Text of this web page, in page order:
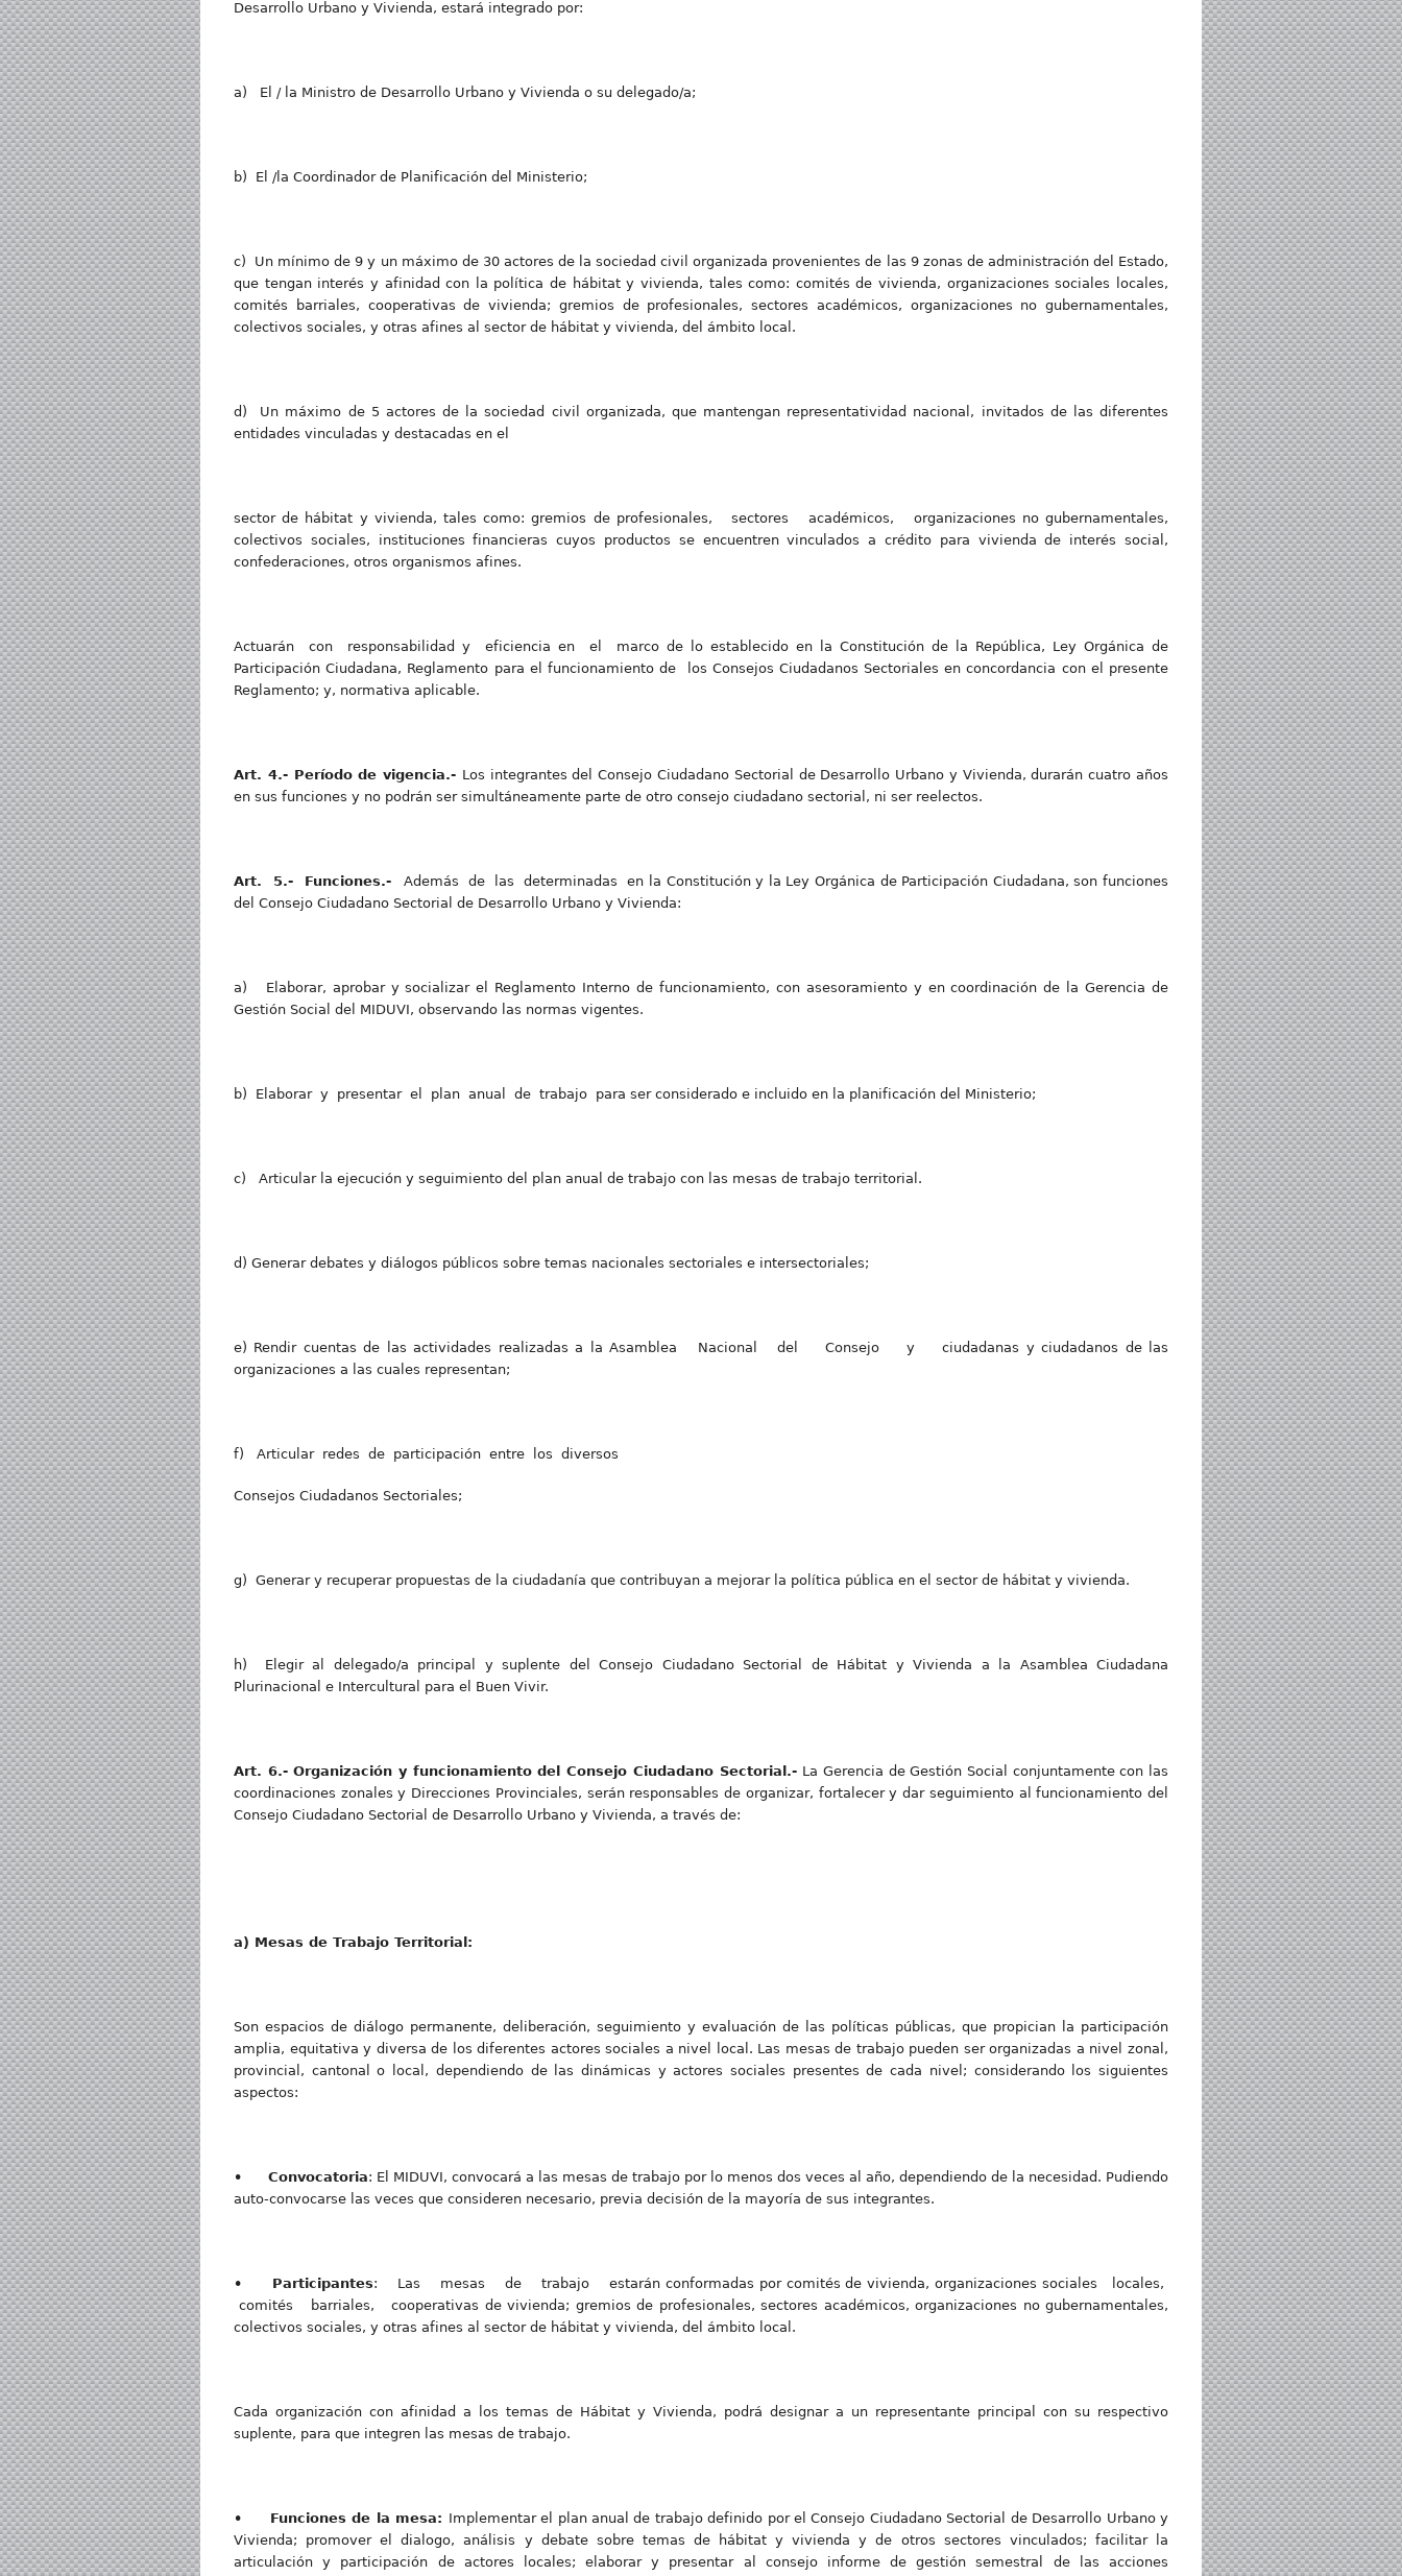
Desarrollo Urbano y Vivienda, estará integrado por:
a) El / la Ministro de Desarrollo Urbano y Vivienda o su delegado/a;
b) El /la Coordinador de Planificación del Ministerio;
c) Un mínimo de 9 y un máximo de 30 actores de la sociedad civil organizada provenientes de las 9 zonas de administración del Estado,
que tengan interés y afinidad con la política de hábitat y vivienda, tales como: comités de vivienda, organizaciones sociales locales,
comités barriales, cooperativas de vivienda; gremios de profesionales, sectores académicos, organizaciones no gubernamentales,
colectivos sociales, y otras afines al sector de hábitat y vivienda, del ámbito local.
d) Un máximo de 5 actores de la sociedad civil organizada, que mantengan representatividad nacional, invitados de las diferentes
entidades vinculadas y destacadas en el
sector de hábitat y vivienda, tales como: gremios de profesionales, sectores académicos, organizaciones no gubernamentales,
colectivos sociales, instituciones financieras cuyos productos se encuentren vinculados a crédito para vivienda de interés social,
confederaciones, otros organismos afines.
Actuarán con responsabilidad y eficiencia en el marco de lo establecido en la Constitución de la República, Ley Orgánica de
Participación Ciudadana, Reglamento para el funcionamiento de los Consejos Ciudadanos Sectoriales en concordancia con el presente
Reglamento; y, normativa aplicable.
Art. 4.- Período de vigencia.- Los integrantes del Consejo Ciudadano Sectorial de Desarrollo Urbano y Vivienda, durarán cuatro años
en sus funciones y no podrán ser simultáneamente parte de otro consejo ciudadano sectorial, ni ser reelectos.
Art. 5.- Funciones.- Además de las determinadas en la Constitución y la Ley Orgánica de Participación Ciudadana, son funciones
del Consejo Ciudadano Sectorial de Desarrollo Urbano y Vivienda:
a) Elaborar, aprobar y socializar el Reglamento Interno de funcionamiento, con asesoramiento y en coordinación de la Gerencia de
Gestión Social del MIDUVI, observando las normas vigentes.
b) Elaborar y presentar el plan anual de trabajo para ser considerado e incluido en la planificación del Ministerio;
c) Articular la ejecución y seguimiento del plan anual de trabajo con las mesas de trabajo territorial.
d) Generar debates y diálogos públicos sobre temas nacionales sectoriales e intersectoriales;
e) Rendir cuentas de las actividades realizadas a la Asamblea Nacional del Consejo y ciudadanas y ciudadanos de las
organizaciones a las cuales representan;
f) Articular redes de participación entre los diversos
Consejos Ciudadanos Sectoriales;
g) Generar y recuperar propuestas de la ciudadanía que contribuyan a mejorar la política pública en el sector de hábitat y vivienda.
h) Elegir al delegado/a principal y suplente del Consejo Ciudadano Sectorial de Hábitat y Vivienda a la Asamblea Ciudadana
Plurinacional e Intercultural para el Buen Vivir.
Art. 6.- Organización y funcionamiento del Consejo Ciudadano Sectorial.- La Gerencia de Gestión Social conjuntamente con las
coordinaciones zonales y Direcciones Provinciales, serán responsables de organizar, fortalecer y dar seguimiento al funcionamiento del
Consejo Ciudadano Sectorial de Desarrollo Urbano y Vivienda, a través de:
a) Mesas de Trabajo Territorial:
Son espacios de diálogo permanente, deliberación, seguimiento y evaluación de las políticas públicas, que propician la participación
amplia, equitativa y diversa de los diferentes actores sociales a nivel local. Las mesas de trabajo pueden ser organizadas a nivel zonal,
provincial, cantonal o local, dependiendo de las dinámicas y actores sociales presentes de cada nivel; considerando los siguientes
aspectos:
• Convocatoria: El MIDUVI, convocará a las mesas de trabajo por lo menos dos veces al año, dependiendo de la necesidad. Pudiendo
auto-convocarse las veces que consideren necesario, previa decisión de la mayoría de sus integrantes.
• Participantes: Las mesas de trabajo estarán conformadas por comités de vivienda, organizaciones sociales locales,
comités barriales, cooperativas de vivienda; gremios de profesionales, sectores académicos, organizaciones no gubernamentales,
colectivos sociales, y otras afines al sector de hábitat y vivienda, del ámbito local.
Cada organización con afinidad a los temas de Hábitat y Vivienda, podrá designar a un representante principal con su respectivo
suplente, para que integren las mesas de trabajo.
• Funciones de la mesa: Implementar el plan anual de trabajo definido por el Consejo Ciudadano Sectorial de Desarrollo Urbano y
Vivienda; promover el dialogo, análisis y debate sobre temas de hábitat y vivienda y de otros sectores vinculados; facilitar la
articulación y participación de actores locales; elaborar y presentar al consejo informe de gestión semestral de las acciones